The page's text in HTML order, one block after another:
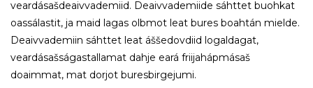
veardásašdeaivvademiid. Deaivvademiide sáhttet buohkat
oassálastit, ja maid lagas olbmot leat bures boahtán mielde.
Deaivvademiin sáhttet leat áššedovdiid logaldagat,
veardásašságastallamat dahje eará friijahápmásaš
doaimmat, mat dorjot buresbirgejumi.